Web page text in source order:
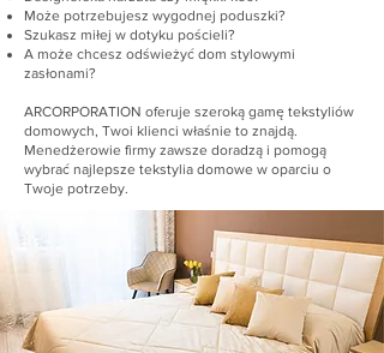
Może potrzebujesz wygodnej poduszki?
Szukasz miłej w dotyku pościeli?
A może chcesz odświeżyć dom stylowymi
zasłonami?
ARCORPORATION oferuje szeroką gamę tekstyliów
domowych, Twoi klienci właśnie to znajdą.
Menedżerowie firmy zawsze doradzą i pomogą
wybrać najlepsze tekstylia domowe w oparciu o
Twoje potrzeby.